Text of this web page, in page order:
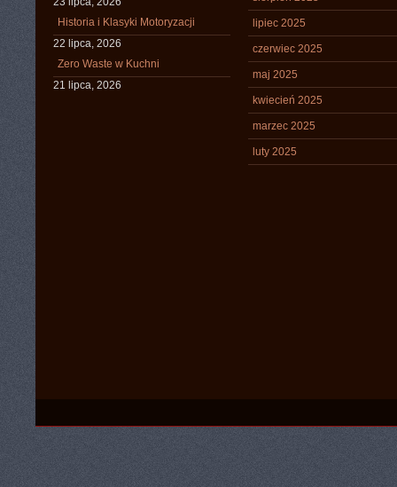
Historia i Klasyki Motoryzacji
22 lipca, 2026
Zero Waste w Kuchni
21 lipca, 2026
lipiec 2025
czerwiec 2025
maj 2025
kwiecień 2025
marzec 2025
luty 2025